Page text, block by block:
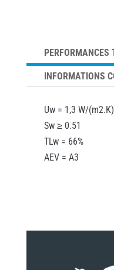
PERFORMANCES
INFORMATIONS
Uw = 1,3 W/(m2.K)
Sw ≥ 0.51
TLw = 66%
AEV = A3